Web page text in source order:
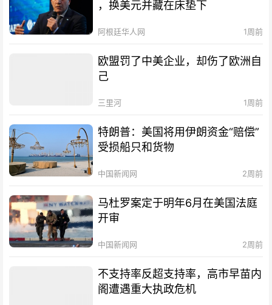
，换美元并藏在床垫下
阿根廷华人网 1周前
欧盟罚了中美企业，却伤了欧洲自
己
三里河 1周前
特朗普：美国将用伊朗资金“赔偿”
受损船只和货物
中国新闻网 2周前
马杜罗案定于明年6月在美国法庭
开审
中国新闻网 2周前
不支持率反超支持率，高市早苗内
阁遭遇重大执政危机